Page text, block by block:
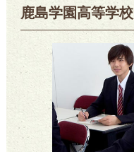
鹿島学園高等学校